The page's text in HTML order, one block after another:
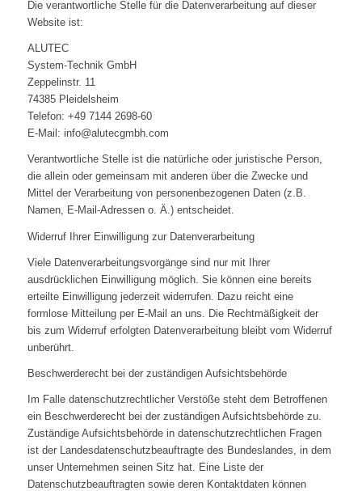
Die verantwortliche Stelle für die Datenverarbeitung auf dieser
Website ist:
ALUTEC
System-Technik GmbH
Zeppelinstr. 11
74385 Pleidelsheim
Telefon: +49 7144 2698-60
E-Mail: info@alutecgmbh.com
Verantwortliche Stelle ist die natürliche oder juristische Person,
die allein oder gemeinsam mit anderen über die Zwecke und
Mittel der Verarbeitung von personenbezogenen Daten (z.B.
Namen, E-Mail-Adressen o. Ä.) entscheidet.
Widerruf Ihrer Einwilligung zur Datenverarbeitung
Viele Datenverarbeitungsvorgänge sind nur mit Ihrer
ausdrücklichen Einwilligung möglich. Sie können eine bereits
erteilte Einwilligung jederzeit widerrufen. Dazu reicht eine
formlose Mitteilung per E-Mail an uns. Die Rechtmäßigkeit der
bis zum Widerruf erfolgten Datenverarbeitung bleibt vom Widerruf
unberührt.
Beschwerderecht bei der zuständigen Aufsichtsbehörde
Im Falle datenschutzrechtlicher Verstöße steht dem Betroffenen
ein Beschwerderecht bei der zuständigen Aufsichtsbehörde zu.
Zuständige Aufsichtsbehörde in datenschutzrechtlichen Fragen
ist der Landesdatenschutzbeauftragte des Bundeslandes, in dem
unser Unternehmen seinen Sitz hat. Eine Liste der
Datenschutzbeauftragten sowie deren Kontaktdaten können